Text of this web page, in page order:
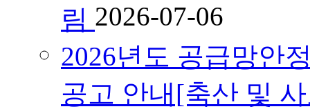
림 2026-07-06
2026년도 공급망안
공고 안내[축산 및